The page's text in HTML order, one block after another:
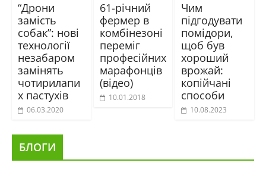
“Дрони
замість
собак”: нові
технології
незабаром
замінять
чотирилапи
х пастухів
06.03.2020
61-річний
фермер в
комбінезоні
переміг
професійних
марафонців
(відео)
10.01.2018
Чим
підгодувати
помідори,
щоб був
хороший
врожай:
копійчані
способи
10.08.2023
БЛОГИ